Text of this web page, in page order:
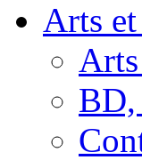
Arts
BD,